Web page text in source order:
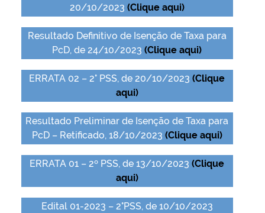
20/10/2023 (Clique aqui)
Resultado Definitivo de Isenção de Taxa para
PcD, de 24/10/2023(Clique aqui)
ERRATA 02 – 2° PSS, de 20/10/2023(Clique
aqui)
Resultado Preliminar de Isenção de Taxa para
PcD – Retificado, 18/10/2023 (Clique aqui)
ERRATA 01 – 2º PSS, de 13/10/2023(Clique
aqui)
Edital 01-2023 – 2°PSS, de 10/10/2023